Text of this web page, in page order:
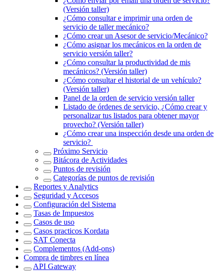
(Versión taller)
¿Cómo consultar e imprimir una orden de
servicio de taller mecánico?
¿Cómo crear un Asesor de servicio/Mecánico?
¿Cómo asignar los mecánicos en la orden de
servicio versión taller?
¿Cómo consultar la productividad de mis
mecánicos? (Versión taller)
¿Cómo consultar el historial de un vehículo?
(Versión taller)
Panel de la orden de servicio versión taller
Listado de órdenes de servicio, ¿Cómo crear y
personalizar tus listados para obtener mayor
provecho? (Versión taller)
¿Cómo crear una inspección desde una orden de
servicio?
Próximo Servicio
Bitácora de Actividades
Puntos de revisión
Categorías de puntos de revisión
Reportes y Analytics
Seguridad y Accesos
Configuración del Sistema
Tasas de Impuestos
Casos de uso
Casos practicos Kordata
SAT Conecta
Complementos (Add-ons)
Compra de timbres en línea
API Gateway